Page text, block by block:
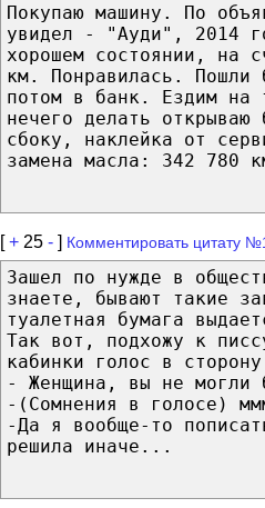
Покупаю машину. По
увидел - "Ауди", 2014
хорошем состоянии, на
км. Понравилась. Пошли
потом в банк. Ездим
нечего делать
сбоку, наклейка от
замена масла: 342 780
[+ 25 - ] Комментировать цитату
Зашел по нужде в
знаете, бывают такие
туалетная бумага
Так вот, подхожу к
кабинки голос в
- Женщина, вы не могли
-(Сомнения в голосе)
-Да я вообще-то
решила иначе...